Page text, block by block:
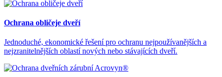
Ochrana obličeje dveří
Jednoduché, ekonomické řešení pro ochranu nejpoužívanějších a
nejzranitelnějších oblastí nových nebo stávajících dveří.